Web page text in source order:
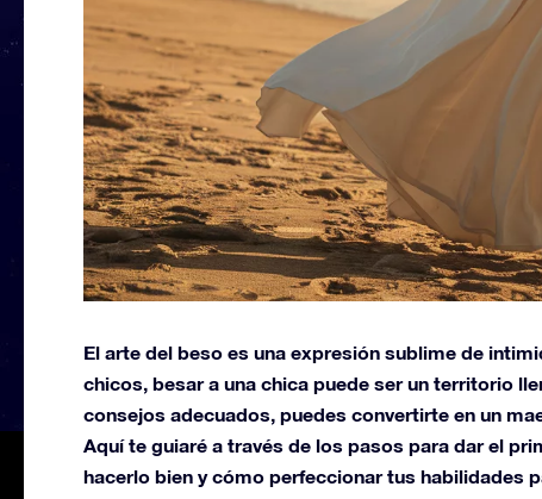
El arte del beso es una expresión sublime de
chicos, besar a una chica puede ser un territorio
consejos adecuados, puedes convertirte en un
Aquí te guiaré a través de los pasos para dar el
hacerlo bien y cómo perfeccionar tus habilidades